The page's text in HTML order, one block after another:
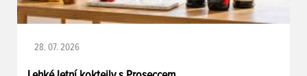
28. 07. 2026